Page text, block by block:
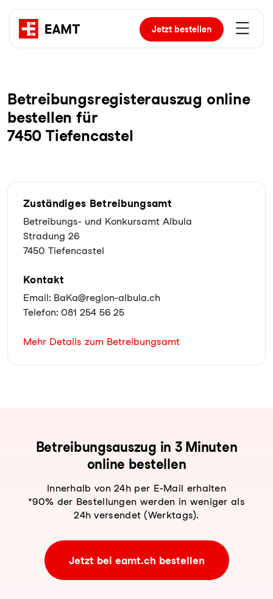
Jetztbestellen
Be­trei­bungs­re­gis­ter­aus­zug online
bestellen für
7450 Tiefencastel
Zuständiges Betreibungsamt
Betreibungs- und Konkursamt Albula
Stradung 26
7450 Tiefencastel
Kontakt
Email: BaKa@region-albula.ch
Telefon: 081 254 56 25
Mehr Details zum Betreibungsamt
Be­trei­bungs­aus­zug in 3 Minuten
online bestellen
Innerhalb von 24h per E-Mail erhalten
*90% der Bestellungen werden in weniger als
24h versendet (Werktags).
Jetzt bei eamt.ch bestellen